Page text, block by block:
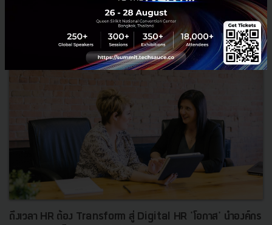
ถึงเวลา HR ต้อง Transform สู่ Digital HR 'โอกาส' นำองค์กร